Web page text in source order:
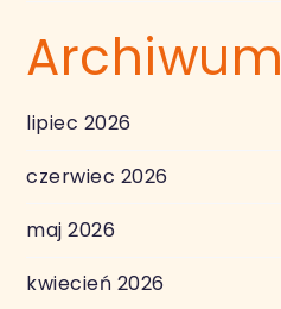
Archiwum
lipiec 2026
czerwiec 2026
maj 2026
kwiecień 2026